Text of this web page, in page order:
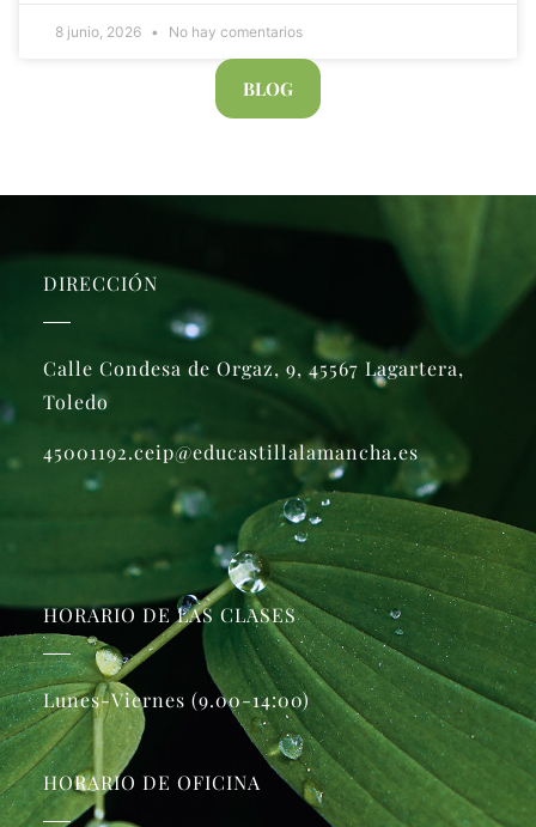
8 junio, 2026 No hay comentarios
BLOG
DIRECCIÓN
Calle Condesa de Orgaz, 9, 45567 Lagartera,
Toledo
45001192.ceip@educastillalamancha.es
HORARIO DE LAS CLASES
Lunes-Viernes (9.00-14:00)
HORARIO DE OFICINA